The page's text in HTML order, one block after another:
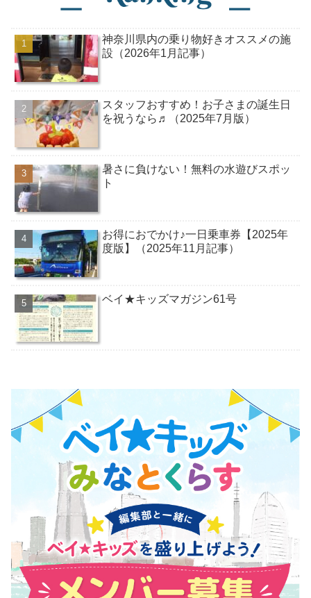
神奈川県内の乗り物好きオススメの施
設（2026年1月記事）
スタッフおすすめ！お子さまの誕生日
を祝うなら♬（2025年7月版）
暑さに負けない！無料の水遊びスポッ
ト
お得におでかけ♪一日乗車券【2025年
度版】（2025年11月記事）
ベイ★キッズマガジン61号